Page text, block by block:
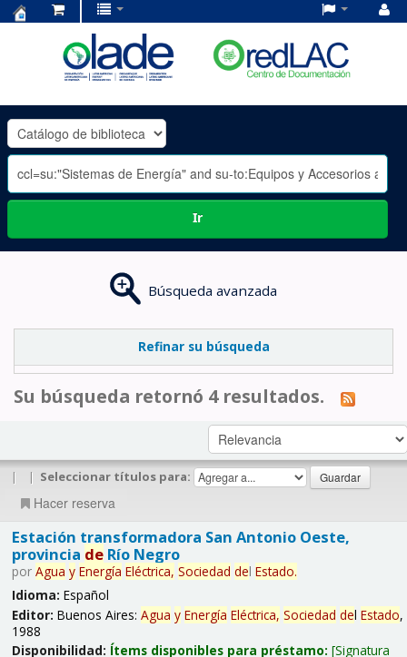
OLADE
-
Ir
Búsqueda avanzada
Refinar su búsqueda
Su búsqueda retornó 4 resultados.
| | Seleccionar títulos para:
Hacer reserva
Estación transformadora San Antonio Oeste,
provincia deRío Negro
por Agua y Energía Eléctrica, Sociedad del Estado.
Idioma: Español
Editor: Buenos Aires: Agua y Energía Eléctrica, Sociedad del Estado,
1988
Disponibilidad: Ítems disponibles para préstamo: Signatura